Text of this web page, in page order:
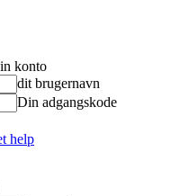
konto
dit brugernavn
Din adgangskode
help